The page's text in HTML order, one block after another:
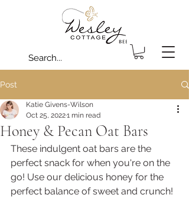
Post
Honey & Pecan Oat Bars
Katie Givens-Wilson
Oct 25, 20221 min read
These indulgent oat bars are the
perfect snack for when you're on the
go! Use our delicious honey for the
perfect balance of sweet and crunch!